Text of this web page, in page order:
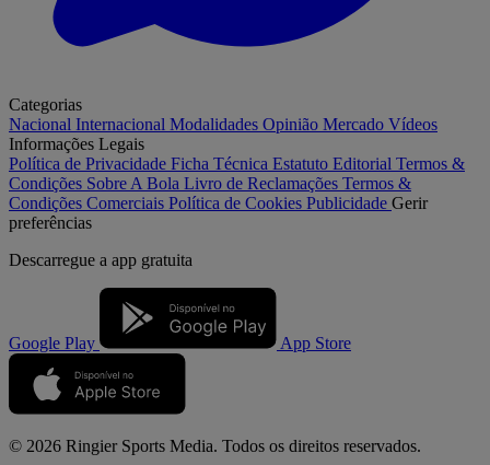
Categorias
Nacional Internacional Modalidades Opinião Mercado Vídeos
Informações Legais
Política de Privacidade Ficha Técnica Estatuto Editorial Termos &
Condições Sobre A Bola Livro de Reclamações Termos &
Condições Comerciais Política de Cookies Publicidade Gerir
preferências
Descarregue a app gratuita
Google Play App Store
© 2026 Ringier Sports Media. Todos os direitos reservados.